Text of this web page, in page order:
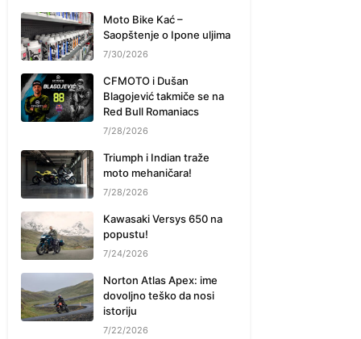
Moto Bike Kać –
Saopštenje o Ipone uljima
7/30/2026
CFMOTO i Dušan
Blagojević takmiče se na
Red Bull Romaniacs
7/28/2026
Triumph i Indian traže
moto mehaničara!
7/28/2026
Kawasaki Versys 650 na
popustu!
7/24/2026
Norton Atlas Apex: ime
dovoljno teško da nosi
istoriju
7/22/2026